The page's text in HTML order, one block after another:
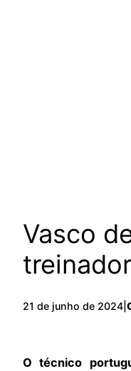
Vasco
21 de junho de 2024
O técnico